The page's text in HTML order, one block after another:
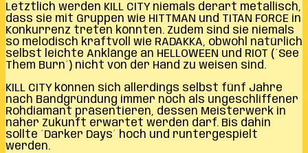
Letztlich werden KILL CITY niemals derart metallisch,
dass sie mit Gruppen wie HITTMAN und TITAN FORCE in
Konkurrenz treten könnten. Zudem sind sie niemals
so melodisch kraftvoll wie RADAKKA, obwohl natürlich
selbst leichte Anklänge an HELLOWEEN und RIOT (´See
Them Burn´) nicht von der Hand zu weisen sind.
KILL CITY können sich allerdings selbst fünf Jahre
nach Bandgründung immer noch als ungeschliffener
Rohdiamant präsentieren, dessen Meisterwerk in
naher Zukunft erwartet werden darf. Bis dahin
sollte ´Darker Days´ hoch und runtergespielt
werden.